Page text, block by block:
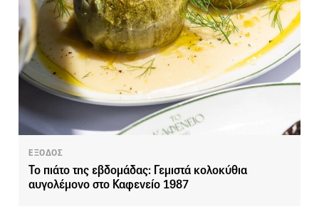
ΕΞΟΔΟΣ
Το πιάτο της εβδομάδας: Γεμιστά κολοκύθια
αυγολέμονο στο Καφενείο 1987